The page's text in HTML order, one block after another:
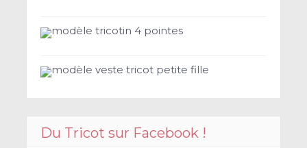
modèle tricotin 4 pointes
modèle veste tricot petite fille
Du Tricot sur Facebook !